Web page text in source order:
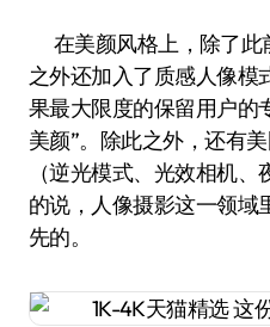
在美颜风格上，除了此
之外还加入了质感人像模
果最大限度的保留用户的
美颜”。除此之外，还有
（逆光模式、光效相机
的说，人像摄影这一领域
先的。